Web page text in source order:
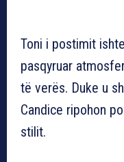
Toni i postimit
pasqyruar
të verës. Duke u
Candice ripohon
stilit.